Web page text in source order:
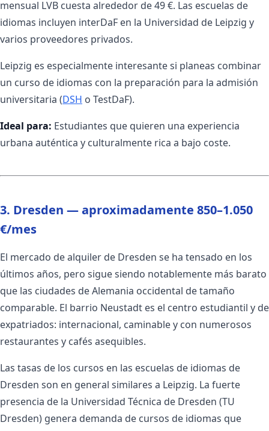
mensual LVB cuesta alrededor de 49 €. Las escuelas de
idiomas incluyen interDaF en la Universidad de Leipzig y
varios proveedores privados.
Leipzig es especialmente interesante si planeas combinar
un curso de idiomas con la preparación para la admisión
universitaria (DSH o TestDaF).
Ideal para: Estudiantes que quieren una experiencia
urbana auténtica y culturalmente rica a bajo coste.
3. Dresden — aproximadamente 850–1.050
€/mes
El mercado de alquiler de Dresden se ha tensado en los
últimos años, pero sigue siendo notablemente más barato
que las ciudades de Alemania occidental de tamaño
comparable. El barrio Neustadt es el centro estudiantil y de
expatriados: internacional, caminable y con numerosos
restaurantes y cafés asequibles.
Las tasas de los cursos en las escuelas de idiomas de
Dresden son en general similares a Leipzig. La fuerte
presencia de la Universidad Técnica de Dresden (TU
Dresden) genera demanda de cursos de idiomas que